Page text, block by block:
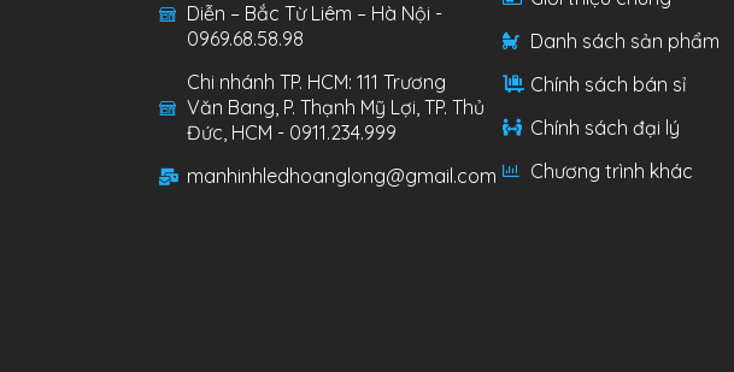
Diễn – Bắc Từ Liêm – Hà Nội -
0969.68.58.98
Chi nhánh TP. HCM: 111 Trương
Văn Bang, P. Thạnh Mỹ Lợi, TP. Thủ
Đức, HCM - 0911.234.999
manhinhledhoanglong@gmail.com
Danh sách sản phẩm
Chính sách bán sỉ
Chính sách đại lý
Chương trình khác